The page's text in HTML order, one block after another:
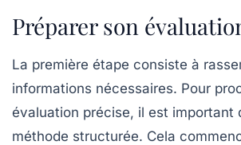
Préparer son
La première étape consiste à
informations nécessaires. Pour
évaluation précise, il est important
méthode structurée. Cela